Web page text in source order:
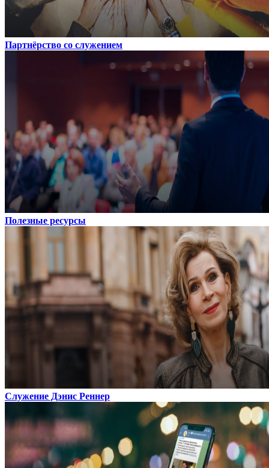
Партнёрство со служением
Полезные ресурсы
Служение Дэнис Реннер